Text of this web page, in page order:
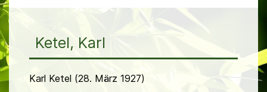
Ketel, Karl
Karl Ketel (28. März 1927)